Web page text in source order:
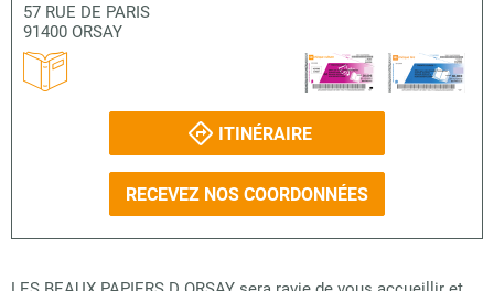
57 RUE DE PARIS
91400 ORSAY
ITINÉRAIRE
RECEVEZ NOS COORDONNÉES